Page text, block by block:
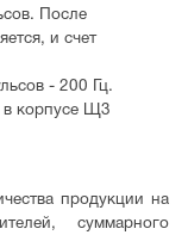
После
и счет
- 200 Гц.
в корпусе Щ3
продукции на
суммарного